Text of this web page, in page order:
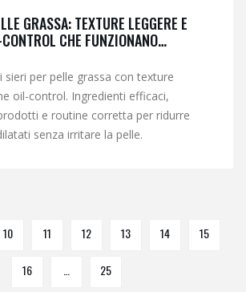
GRASSA: TEXTURE LEGGERE E
CHE FUNZIONANO
sieri per pelle grassa con texture
oil-control. Ingredienti efficaci,
e routine corretta per ridurre
senza irritare la pelle.
10 11 12 13 14 15
16 25